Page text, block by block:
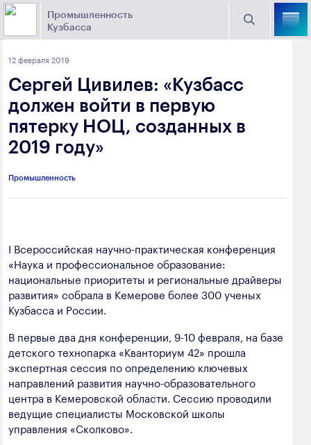
Промышленность
Кузбасса
Поиск
Найти
Торговая площадка Кузбасса
Выберите отрасль
Угольная промышленность
Химическая промышленность
Машиностроение
Промышленность строительных материалов
Добыча общераспространенных
полезных ископаемых
Лёгкая промышленность
Лесная промышленность
Пищевая промышленность
Предприятия
Новости
промышленности
650000, г. Кемерово, пр. Советский, 63
+7 (3842) 58-78-61
dprom@ako.ru
Создание сайта — Мэйк
12 февраля 2019
Сергей Цивилев: «Кузбасс
должен войти в первую
пятерку НОЦ, созданных в
2019 году»
Промышленность
I Всероссийская научно-практическая конференция
«Наука и профессиональное образование:
национальные приоритеты и региональные драйверы
развития» собрала в Кемерове более 300 ученых
Кузбасса и России.
В первые два дня конференции, 9-10 февраля, на базе
детского технопарка «Кванториум 42» прошла
экспертная сессия по определению ключевых
направлений развития научно-образовательного
центра в Кемеровской области. Сессию проводили
ведущие специалисты Московской школы
управления «Сколково».